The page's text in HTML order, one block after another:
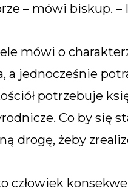
– mówi biskup. –
mówi o
a jednocześnie
potrzebuje
Co by się
drogę, żeby
człowiek